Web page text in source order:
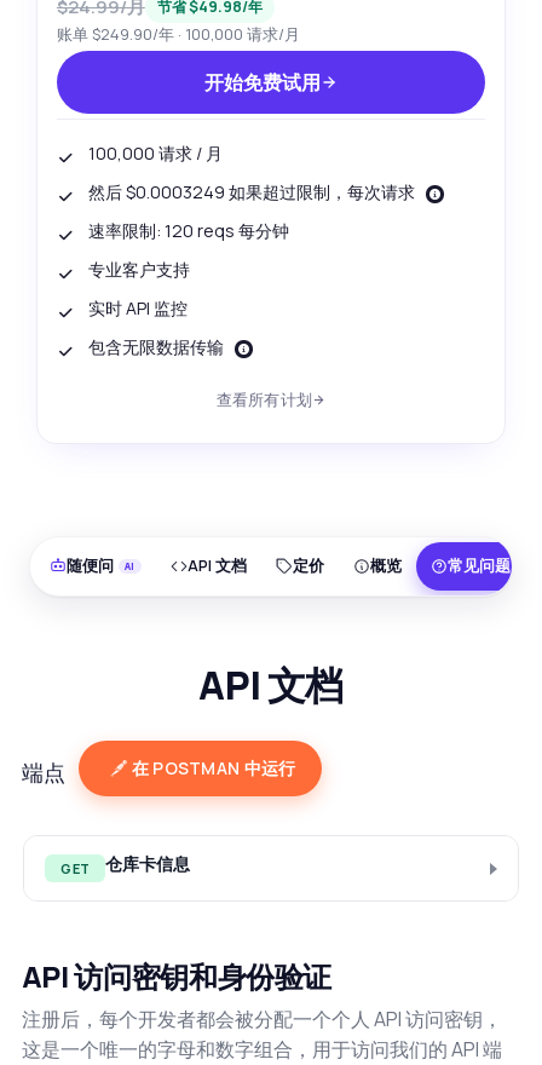
$24.99/月 节省 $49.98/年
账单 $249.90/年 · 100,000 请求/月
开始免费试用
100,000 请求 / 月
然后 $0.0003249 如果超过限制，每次请求
速率限制: 120 reqs 每分钟
专业客户支持
实时 API 监控
包含无限数据传输
查看所有计划
随便问 API 文档 定价 概览 常见问题
API 文档
端点 在 POSTMAN 中运行
GET 仓库卡信息
API 访问密钥和身份验证
注册后，每个开发者都会被分配一个个人 API 访问密钥，
这是一个唯一的字母和数字组合，用于访问我们的 API 端